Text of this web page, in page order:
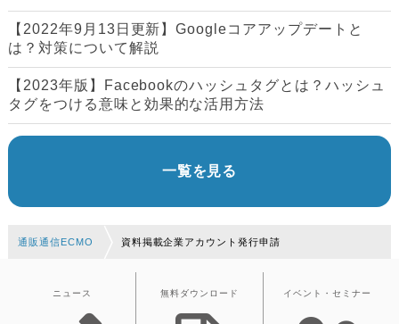
【2022年9月13日更新】Googleコアアップデートと
は？対策について解説
【2023年版】Facebookのハッシュタグとは？ハッシュ
タグをつける意味と効果的な活用方法
一覧を見る
通販通信ECMO 資料掲載企業アカウント発行申請
ニュース 無料ダウンロード イベント・セミナー